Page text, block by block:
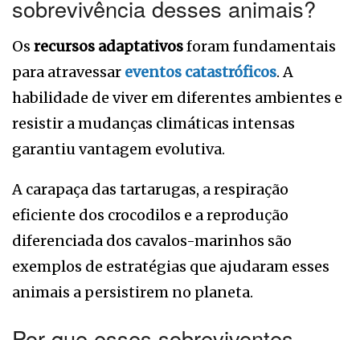
sobrevivência desses animais?
Os recursos adaptativosforam fundamentais
para atravessar eventos catastróficos. A
habilidade de viver em diferentes ambientes e
resistir a mudanças climáticas intensas
garantiu vantagem evolutiva.
A carapaça das tartarugas, a respiração
eficiente dos crocodilos e a reprodução
diferenciada dos cavalos-marinhos são
exemplos de estratégias que ajudaram esses
animais a persistirem no planeta.